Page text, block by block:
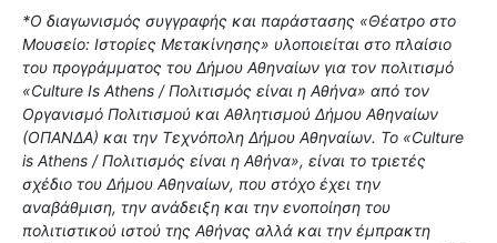
*Ο διαγωνισμός συγγραφής και παράστασης «Θέατρο στο
Μουσείο: Ιστορίες Μετακίνησης» υλοποιείται στο πλαίσιο
του προγράμματος του Δήμου Αθηναίων για τον πολιτισμό
«Culture Is Athens / Πολιτισμός είναι η Αθήνα» από τον
Οργανισμό Πολιτισμού και Αθλητισμού Δήμου Αθηναίων
(ΟΠΑΝΔΑ) και την Τεχνόπολη Δήμου Αθηναίων. Το «Culture
is Athens / Πολιτισμός είναι η Αθήνα», είναι το τριετές
σχέδιο του Δήμου Αθηναίων, που στόχο έχει την
αναβάθμιση, την ανάδειξη και την ενοποίηση του
πολιτιστικού ιστού της Αθήνας αλλά και την έμπρακτη